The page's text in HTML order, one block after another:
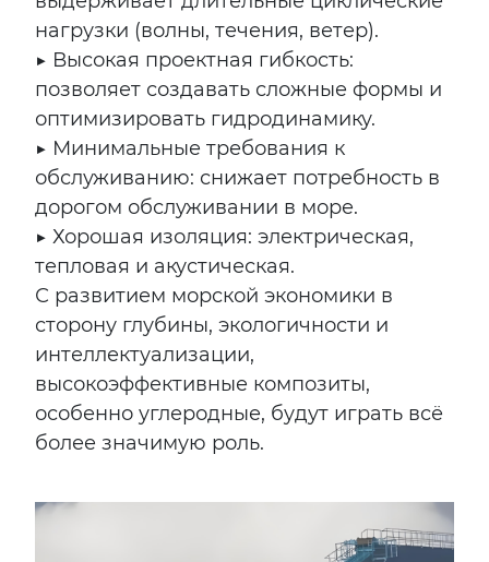
нагрузки (волны, течения, ветер).
▶ Высокая проектная гибкость:
позволяет создавать сложные формы и
оптимизировать гидродинамику.
▶ Минимальные требования к
обслуживанию: снижает потребность в
дорогом обслуживании в море.
▶ Хорошая изоляция: электрическая,
тепловая и акустическая.
С развитием морской экономики в
сторону глубины, экологичности и
интеллектуализации,
высокоэффективные композиты,
особенно углеродные, будут играть всё
более значимую роль.